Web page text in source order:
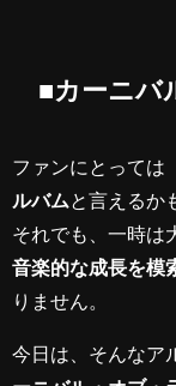
■カーニバ
ファンにとっては
ルバムと言えるか
それでも、一時は
音楽的な成長を模
りません。
今日は、そんなア